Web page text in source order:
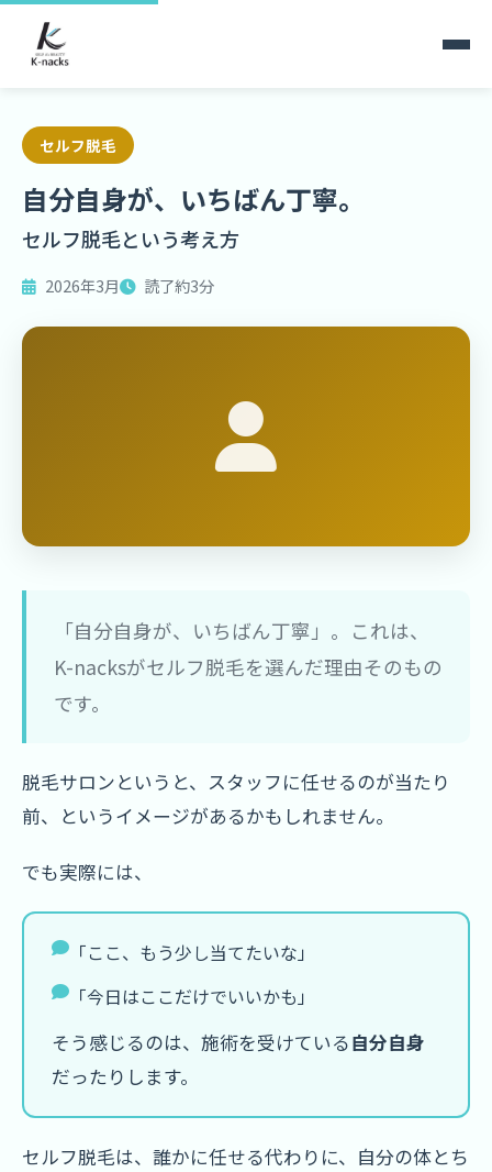
セルフ脱毛
自分自身が、いちばん丁寧。
セルフ脱毛という考え方
2026年3月 読了約3分
「自分自身が、いちばん丁寧」。これは、
K-nacksがセルフ脱毛を選んだ理由そのもの
です。
脱毛サロンというと、スタッフに任せるのが当たり
前、というイメージがあるかもしれません。
でも実際には、
「ここ、もう少し当てたいな」
「今日はここだけでいいかも」
そう感じるのは、施術を受けている自分自身
だったりします。
セルフ脱毛は、誰かに任せる代わりに、自分の体とち